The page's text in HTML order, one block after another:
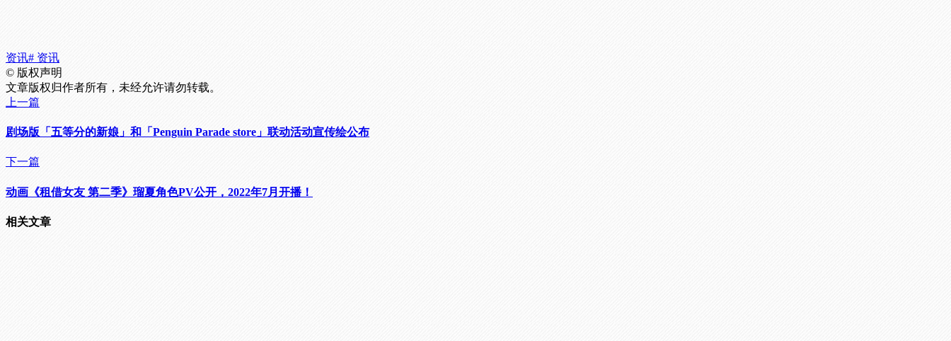
资讯# 资讯
© 版权声明
文章版权归作者所有，未经允许请勿转载。
上一篇
剧场版「五等分的新娘」和「Penguin Parade store」联动活动宣传绘公布
下一篇
动画《租借女友 第二季》瑠夏角色PV公开，2022年7月开播！
相关文章